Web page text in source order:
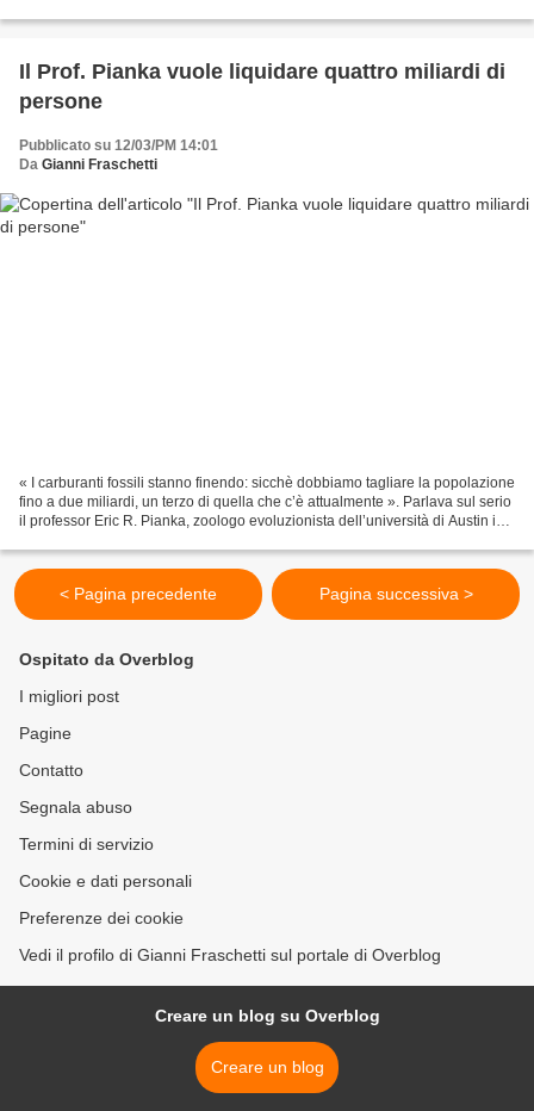
Il Prof. Pianka vuole liquidare quattro miliardi di
persone
Pubblicato su 12/03/PM 14:01
Da Gianni Fraschetti
« I carburanti fossili stanno finendo: sicchè dobbiamo tagliare la popolazione
fino a due miliardi, un terzo di quella che c’è attualmente ». Parlava sul serio
il professor Eric R. Pianka, zoologo evoluzionista dell’università di Austin in
< Pagina precedente Pagina successiva >
Ospitato da Overblog
I migliori post
Pagine
Contatto
Segnala abuso
Termini di servizio
Cookie e dati personali
Preferenze dei cookie
Vedi il profilo di Gianni Fraschetti sul portale di Overblog
Creare un blog su Overblog
Creare un blog